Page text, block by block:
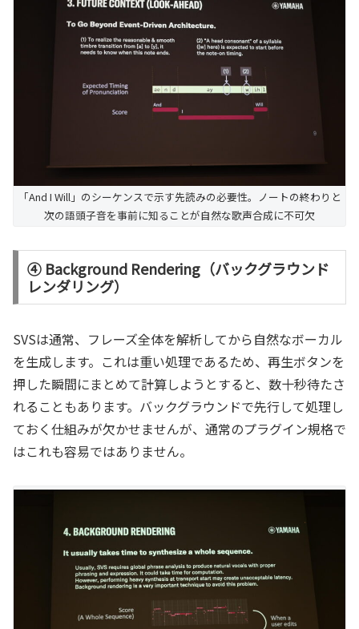
「And I Will」のシーケンスで示す先読みの必要性。ノートの終わりと
次の語頭子音を事前に知ることが自然な歌声合成に不可欠
④ Background Rendering（バックグラウンド
レンダリング）
SVSは通常、フレーズ全体を解析してから自然なボーカル
を生成します。これは重い処理であるため、再生ボタンを
押した瞬間にまとめて計算しようとすると、数十秒待たさ
れることもあります。バックグラウンドで先行して処理し
ておく仕組みが欠かせませんが、通常のプラグイン規格で
はこれも容易ではありません。